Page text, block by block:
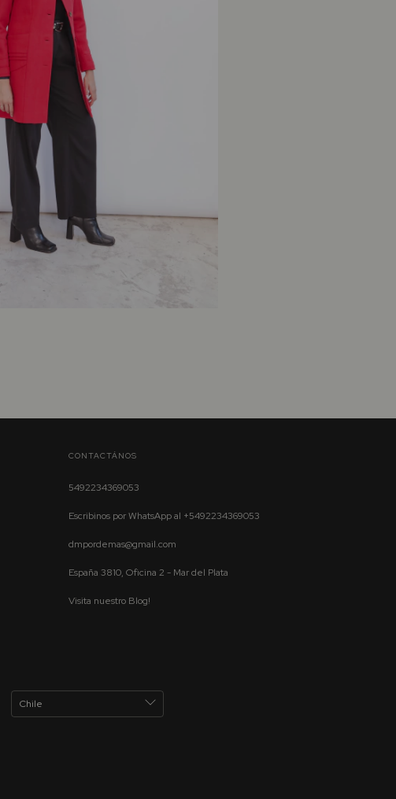
CONTACTÁNOS
5492234369053
Escribinos por WhatsApp al +5492234369053
dmpordemas@gmail.com
España 3810, Oficina 2 - Mar del Plata
Visita nuestro Blog!